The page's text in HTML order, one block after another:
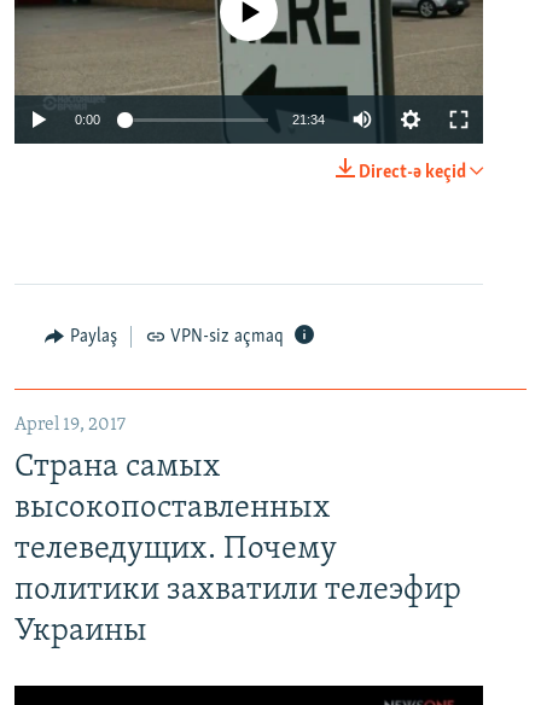
No media source currently available
0:00 21:34
Direct-ə keçid
Paylaş VPN-siz açmaq
Aprel 19, 2017
Страна самых
высокопоставленных
телеведущих. Почему
политики захватили телеэфир
Украины